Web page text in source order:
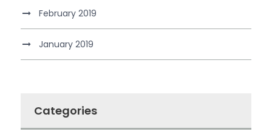
February 2019
January 2019
Categories